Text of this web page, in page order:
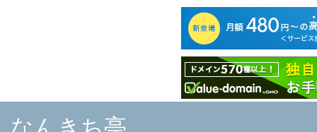
なんきち亭